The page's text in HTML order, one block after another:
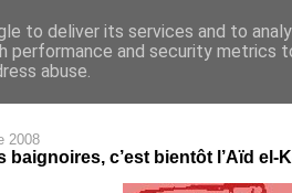
2008
baignoires, c’est bientôt l’Aïd el-
to deliver its services and to
performance and security metrics
abuse.